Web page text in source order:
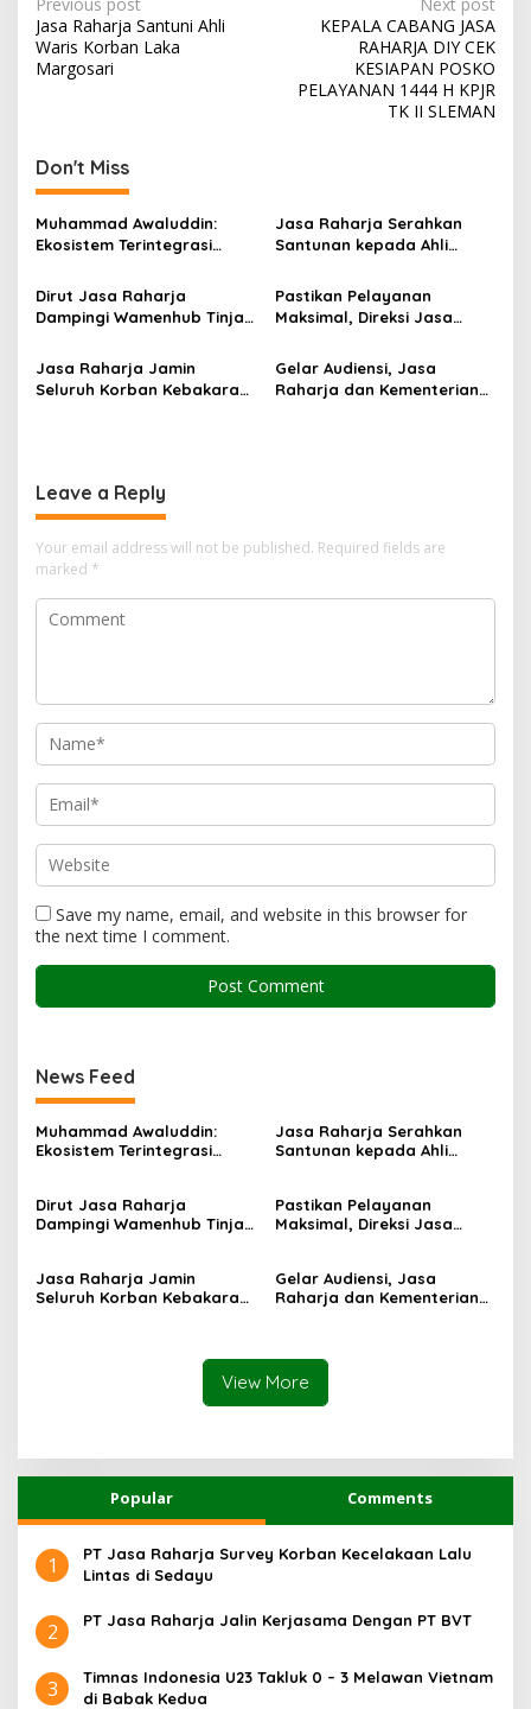
Post
navigation
Jasa Raharja Santuni Ahli
Waris Korban Laka
Margosari
KEPALA CABANG JASA
RAHARJA DIY CEK
KESIAPAN POSKO
PELAYANAN 1444 H KPJR
TK II SLEMAN
Don't Miss
Muhammad Awaluddin:
Ekosistem Terintegrasi
Hadirkan Pelayanan
Maksimal Kepada
masyarakat
Jasa Raharja Serahkan
Santunan kepada Ahli
KM Mutiara Sentosa II
Dirut Jasa Raharja
Dampingi Wamenhub Tinjau
Mutiara Sentosa II di RS
PHC Surabaya
Pastikan Pelayanan
Maksimal, Direksi Jasa
Kebakaran KM Mutiara
Sentosa II
Jasa Raharja Jamin
Seluruh Korban Kebakaran
Gelar Audiensi, Jasa
Raharja dan Kementerian
Leave a Reply
Your email address will not be published. Required fields are
marked *
Save my name, email, and website in this browser for
the next time I comment.
News Feed
Muhammad Awaluddin:
Ekosistem Terintegrasi
Maksimal Kepada
masyarakat
Jasa Raharja Serahkan
Santunan kepada Ahli
Dirut Jasa Raharja
Dampingi Wamenhub Tinjau
PHC Surabaya
Pastikan Pelayanan
Maksimal, Direksi Jasa
Sentosa II
Jasa Raharja Jamin
Seluruh Korban Kebakaran
Gelar Audiensi, Jasa
Raharja dan Kementerian
View More
Popular Comments
1
PT Jasa Raharja Survey Korban Kecelakaan Lalu
Lintas di Sedayu
2 PT Jasa Raharja Jalin Kerjasama Dengan PT BVT
3
Timnas Indonesia U23 Takluk 0 – 3 Melawan Vietnam
di Babak Kedua